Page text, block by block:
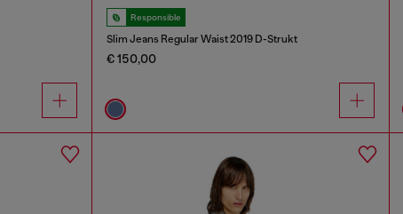
Responsible
Slim Jeans Regular Waist 2019 D-Strukt
€ 150,00